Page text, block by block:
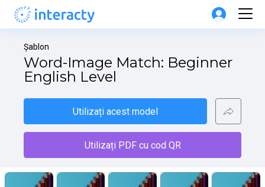
Șablon
Word-Image Match: Beginner
English Level
Utilizați acest model
Utilizați PDF cu cod QR